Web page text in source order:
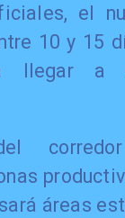
el
10 y 15
llegar a
áreas